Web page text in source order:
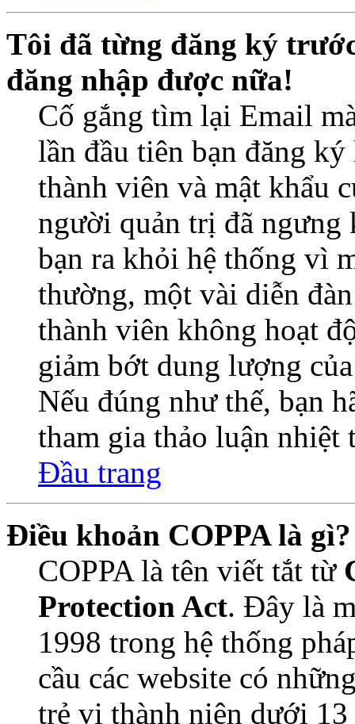
Tôi đã từng đăng ký
đăng nhập được nữa!
Cố gắng tìm lại Email
lần đầu tiên bạn đăng
thành viên và mật khẩu
người quản trị đã ngưng
bạn ra khỏi hệ thống vì
thường, một vài diễn
thành viên không hoạt
giảm bớt dung lượng
Nếu đúng như thế, bạn
tham gia thảo luận
Đầu trang
Điều khoản COPPA là gì?
COPPA là tên viết tắt từ
Protection Act. Đây là
1998 trong hệ thống
cầu các website có
trẻ vị thành niên dưới